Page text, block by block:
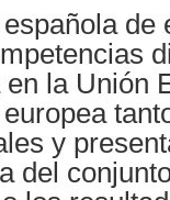
de
la Unión
y
del